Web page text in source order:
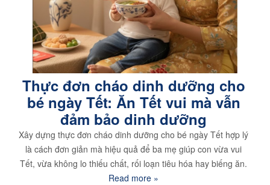
Thực đơn cháo dinh dưỡng cho
bé ngày Tết: Ăn Tết vui mà vẫn
đảm bảo dinh dưỡng
Xây dựng thực đơn cháo dinh dưỡng cho bé ngày Tết hợp lý
là cách đơn giản mà hiệu quả để ba mẹ giúp con vừa vui
Tết, vừa không lo thiếu chất, rối loạn tiêu hóa hay biếng ăn.
Read more »